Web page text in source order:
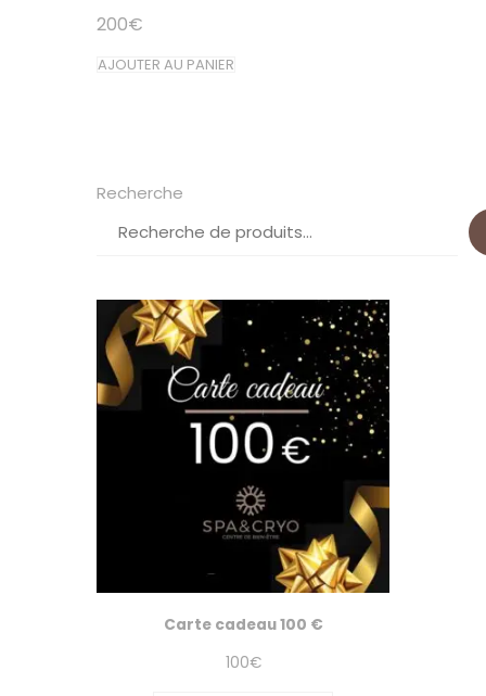
200€
AJOUTER AU PANIER
Recherche
Carte cadeau 100 €
100€